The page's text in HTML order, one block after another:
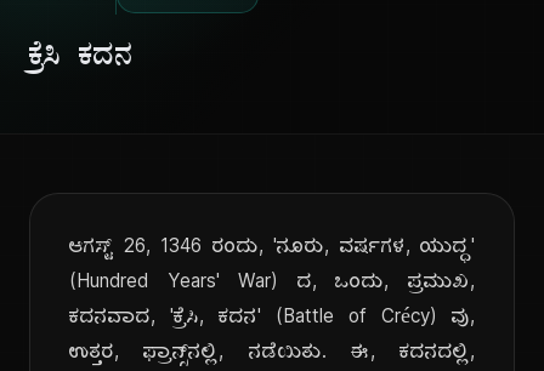
ಕ್ರೆಸಿ ಕದನ
ಆಗಸ್ಟ್ 26, 1346 ರಂದು, 'ನೂರು, ವರ್ಷಗಳ, ಯುದ್ಧ'
(Hundred Years' War) ದ, ಒಂದು, ಪ್ರಮುಖ,
ಕದನವಾದ, 'ಕ್ರೆಸಿ, ಕದನ' (Battle of Crécy) ವು,
ಉತ್ತರ, ಫ್ರಾನ್ಸ್‌ನಲ್ಲಿ, ನಡೆಯಿತು. ಈ, ಕದನದಲ್ಲಿ,